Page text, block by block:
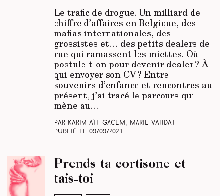
Le trafic de drogue. Un milliard de
chiffre d’affaires en Belgique, des
mafias internationales, des
grossistes et… des petits dealers de
rue qui ramassent les miettes. Où
postule-t-on pour devenir dealer ? À
qui envoyer son CV ? Entre
souvenirs d’enfance et rencontres au
présent, j’ai tracé le parcours qui
mène au…
Par Karim Aït-Gacem, Marie Vahdat
Publié le 09/09/2021
Prends ta cortisone et
tais-toi